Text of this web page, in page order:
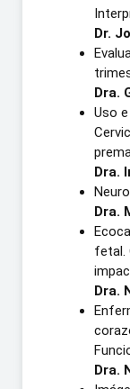
Dr.
Dra.
Uso
Dra.
Dra.
fetal.
Dra.
Dra.